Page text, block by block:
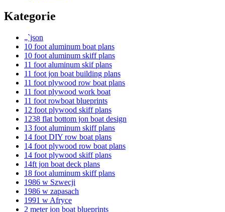
Kategorie
„`json
10 foot aluminum boat plans
10 foot aluminum skiff plans
11 foot aluminum skif plans
11 foot jon boat building plans
11 foot plywood row boat plans
11 foot plywood work boat
11 foot rowboat blueprints
12 foot plywood skiff plans
1238 flat bottom jon boat design
13 foot aluminum skiff plans
14 foot DIY row boat plans
14 foot plywood row boat plans
14 foot plywood skiff plans
14ft jon boat deck plans
18 foot aluminum skiff plans
1986 w Szwecji
1986 w zapasach
1991 w Afryce
2 meter jon boat blueprints